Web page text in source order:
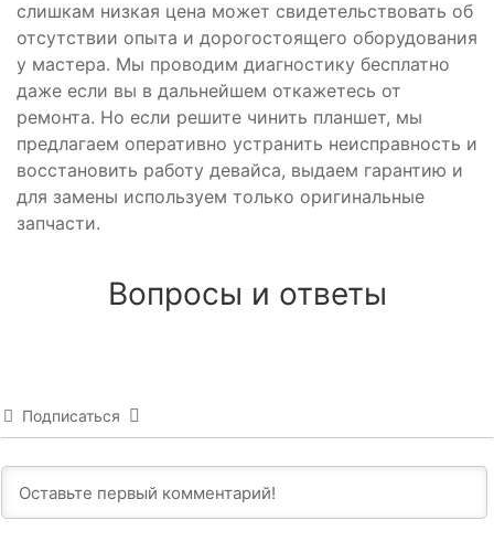
слишкам низкая цена может свидетельствовать об
отсутствии опыта и дорогостоящего оборудования
у мастера. Мы проводим диагностику бесплатно
даже если вы в дальнейшем откажетесь от
ремонта. Но если решите чинить планшет, мы
предлагаем оперативно устранить неисправность и
восстановить работу девайса, выдаем гарантию и
для замены используем только оригинальные
запчасти.
Вопросы и ответы
Подписаться